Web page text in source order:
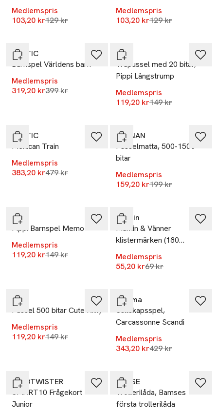
Medlemspris
103,20 krLägsta pris 30 dagar
129 kr
Vänner
Medlemspris
103,20 krLägsta pris 30
129 kr
TACTIC
Barnspel Världens barn
Medlemspris
319,20 krLägsta pris 30 dagar
399 kr
PIPPI
Träpussel med 20 bitar,
Pippi Långstrump
Medlemspris
119,20 krLägsta pris 30
149 kr
TACTIC
Mexican Train
Medlemspris
383,20 krLägsta pris 30 dagar
479 kr
KÄRNAN
Pusselmatta, 500-1500
bitar
Medlemspris
159,20 krLägsta pris 30
199 kr
PIPPI
Pippi Barnspel Memo
Medlemspris
119,20 krLägsta pris 30 dagar
149 kr
Mumin
Mumin & Vänner
klistermärken (180
Stickers)
Medlemspris
55,20 krLägsta pris 30 dagar
69 kr
Trefl
Pussel 500 bitar Cute Kitty
Medlemspris
119,20 krLägsta pris 30 dagar
149 kr
Enigma
Sällskapsspel,
Carcassonne Scandi
Medlemspris
343,20 krLägsta pris 30
429 kr
MINDTWISTER
SMART10 Frågekort
Junior
BAMSE
Trollerilåda, Bamses
första trollerilåda